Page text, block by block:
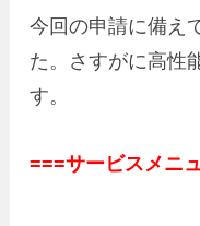
今回の申請に備え
た。さすがに高性
す。
===サービスメニ